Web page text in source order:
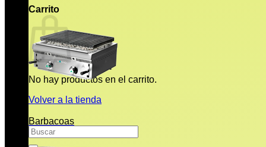
Carrito
No hay productos en el carrito.
Volver a la tienda
Buscar
por:
Barbacoas